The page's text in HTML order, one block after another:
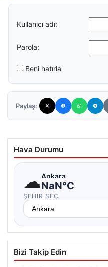
Kullanıcı adı:
Parola:
Beni hatırla
Paylaş:
Hava Durumu
☁Ankara
NaN°C
ŞEHIR SEÇ
Bizi Takip Edin